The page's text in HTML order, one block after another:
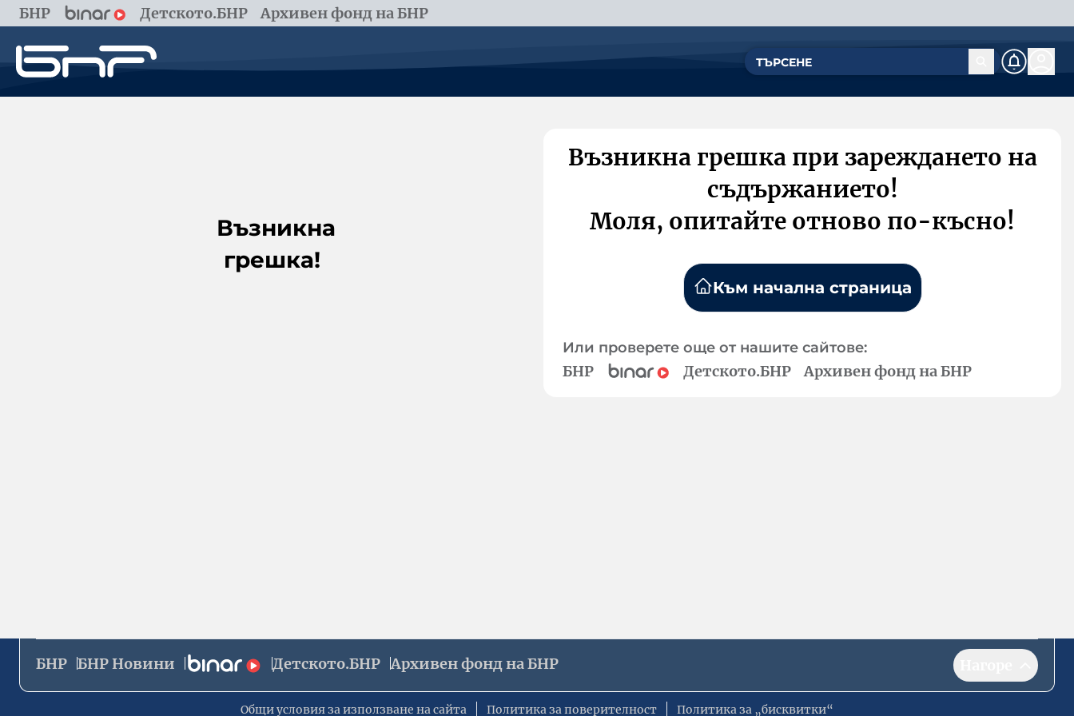
БНР Детското.БНР Архивен фонд на БНР
Възникна
грешка!
Възникна грешка при зареждането на
съдържанието!
Моля, опитайте отново по-късно!
Към начална страница
Или проверете още от нашите сайтове:
БНР Детското.БНР Архивен фонд на БНР
БНР БНР Новини Детското.БНР Архивен фонд на БНР
Общи условия за използване на сайта Политика за поверителност Политика за „бисквитки“